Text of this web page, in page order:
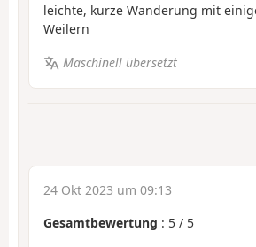
leichte, kurze Wanderung mit
Weilern
Maschinell übersetzt
24 Okt 2023 um 09:13
Gesamtbewertung : 5 / 5